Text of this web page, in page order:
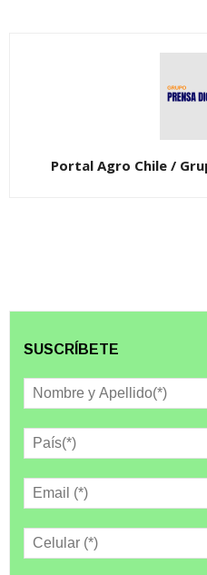
Portal Agro Chile /
SUSCRÍBETE